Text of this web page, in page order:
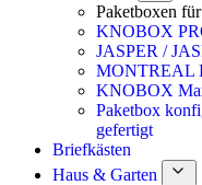
Paketboxen
KNOBOX
JASPER /
MONTREAL
KNOBOX
Paketbox
gefertigt
Briefkästen
Haus & Garten